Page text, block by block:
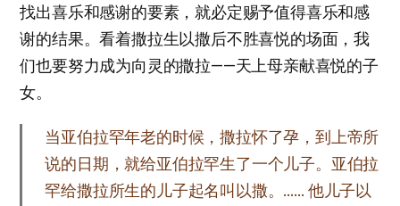
找出喜乐和感谢的要素，就必定赐予值得喜乐和感
谢的结果。看着撒拉生以撒后不胜喜悦的场面，我
们也要努力成为向灵的撒拉——天上母亲献喜悦的子
女。
当亚伯拉罕年老的时候，撒拉怀了孕，到上帝所
说的日期，就给亚伯拉罕生了一个儿子。亚伯拉
罕给撒拉所生的儿子起名叫以撒。…… 他儿子以